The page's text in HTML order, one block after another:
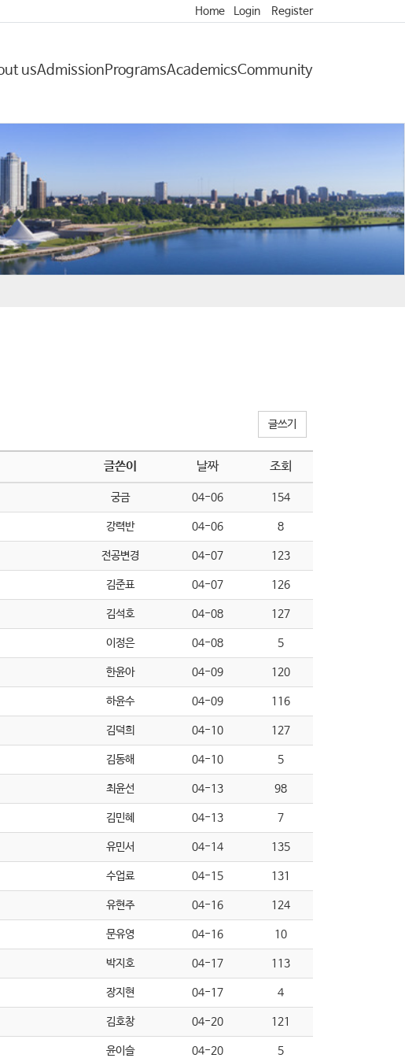
Home Login Register
usAdmission ProgramsAcademicsCommunity
글쓰기
글쓴이 날짜 조회
궁금 04-06 154
강력반 04-06 8
전공변경 04-07 123
김준표 04-07 126
김석호 04-08 127
이정은 04-08 5
한윤아 04-09 120
하윤수 04-09 116
김덕희 04-10 127
김동해 04-10 5
최윤선 04-13 98
김민혜 04-13 7
유민서 04-14 135
수업료 04-15 131
유현주 04-16 124
문유영 04-16 10
박지호 04-17 113
장지현 04-17 4
김호창 04-20 121
윤이슬 04-20 5